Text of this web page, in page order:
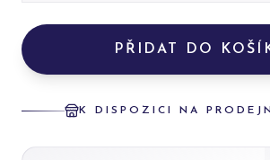
PŘIDAT DO
K DISPOZICI NA